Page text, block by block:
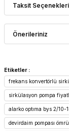
Taksit Seçenekleri
Önerileriniz
Bu ürünün fiyat
konularda
kullanarak
Görüş ve
Ürün resmi
Etiketler :
frekans konvertörlü
sirkülasyon pompa
alarko optıma bys 2/10-
devirdaim pompası